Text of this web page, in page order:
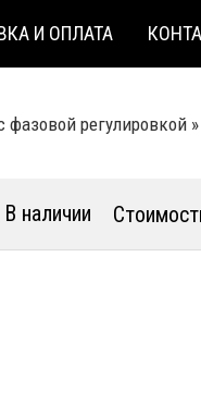
И ОПЛАТА
регулировкой »
В наличии